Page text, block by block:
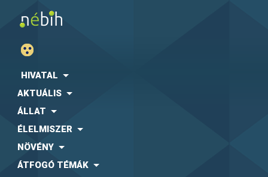
HIVATAL
AKTUÁLIS
ÁLLAT
ÉLELMISZER
NÖVÉNY
ÁTFOGÓ TÉMÁK